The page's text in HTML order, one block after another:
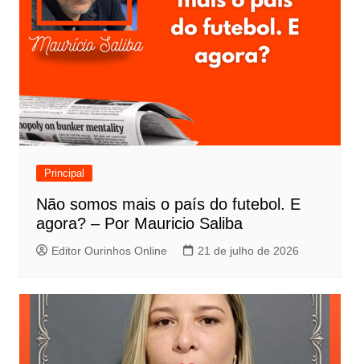
Principal
Não somos mais o país do futebol. E
agora? – Por Mauricio Saliba
Editor Ourinhos Online 21 de julho de 2026